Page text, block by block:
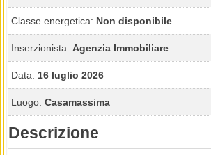
Classe energetica: Non disponibile
Inserzionista: Agenzia Immobiliare
Data: 16 luglio 2026
Luogo: Casamassima
Descrizione